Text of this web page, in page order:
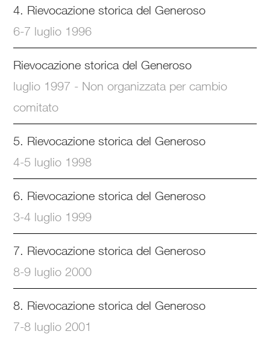
4. Rievocazione storica del Generoso
6-7 luglio 1996
Rievocazione storica del Generoso
luglio 1997 - Non organizzata per cambio
comitato
5. Rievocazione storica del Generoso
4-5 luglio 1998
6. Rievocazione storica del Generoso
3-4 luglio 1999
7. Rievocazione storica del Generoso
8-9 luglio 2000
8. Rievocazione storica del Generoso
7-8 luglio 2001